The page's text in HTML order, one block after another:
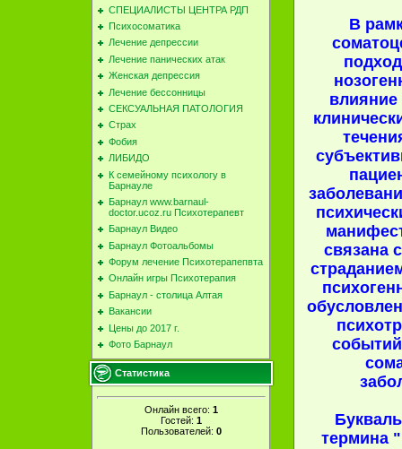
СПЕЦИАЛИСТЫ ЦЕНТРА РДП
Психосоматика
Лечение депрессии
Лечение панических атак
Женская депрессия
Лечение бессонницы
СЕКСУАЛЬНАЯ ПАТОЛОГИЯ
Страх
Фобия
ЛИБИДО
К семейному психологу в
Барнауле
Барнаул www.barnaul-
doctor.ucoz.ru Психотерапевт
Барнаул Видео
Барнаул Фотоальбомы
Форум лечение Психотерапепвта
Онлайн игры Психотерапия
Барнаул - столица Алтая
Вакансии
Цены до 2017 г.
Фото Барнаул
Статистика
Онлайн всего: 1
Гостей: 1
Пользователей: 0
В
влияние
связана
термина